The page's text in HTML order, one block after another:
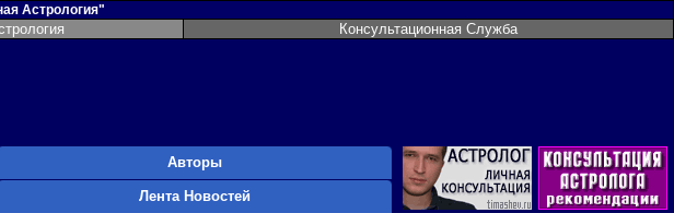
Астрология"
Консультационная Служба
Авторы
Лента Новостей